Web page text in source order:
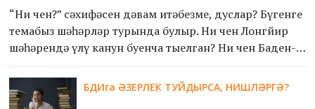
“Ни өчен?” сәхифәсен дәвам итәбезме, дуслар? Бүгенге
темабыз шәһәрләр турында булыр. Ни өчен Лонгйир
шәһәрендә үлү канун буенча тыелган? Ни өчен Баден-
җавап безнең язмада.БДИга ӘЗЕРЛЕК ТУЙДЫРСА, НИШЛӘРГӘ?